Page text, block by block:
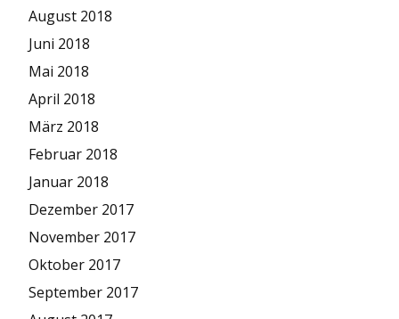
August 2018
Juni 2018
Mai 2018
April 2018
März 2018
Februar 2018
Januar 2018
Dezember 2017
November 2017
Oktober 2017
September 2017